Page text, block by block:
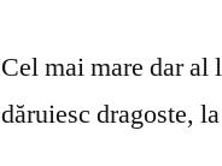
Cel mai mare dar al
dăruiesc dragoste,